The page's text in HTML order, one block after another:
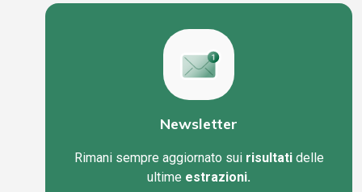
Newsletter
Rimani sempre aggiornato sui risultatidelle
ultime estrazioni.